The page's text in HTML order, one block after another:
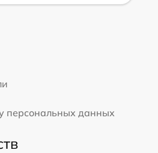
персональных данных